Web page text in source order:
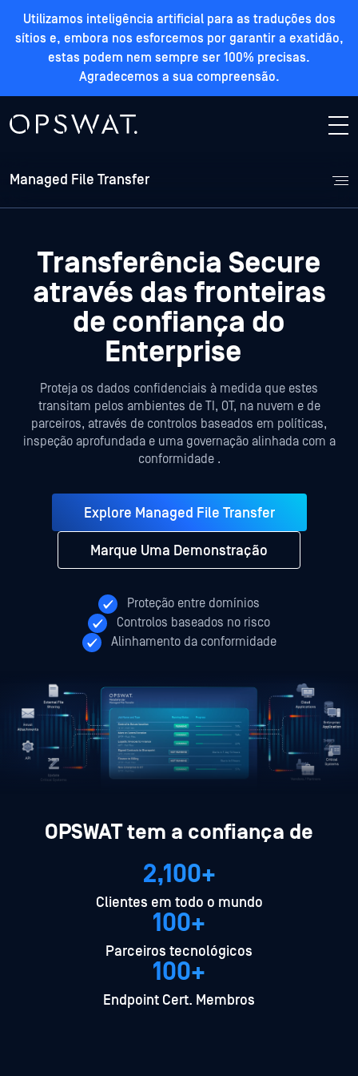
Utilizamos inteligência artificial para as traduções dos
sítios e, embora nos esforcemos por garantir a exatidão,
estas podem nem sempre ser 100% precisas.
Agradecemos a sua compreensão.
Managed File Transfer
Transferência Secure
através das fronteiras
de confiança do
Enterprise
Proteja os dados confidenciais à medida que estes
transitam pelos ambientes de TI, OT, na nuvem e de
parceiros, através de controlos baseados em políticas,
inspeção aprofundada e uma governação alinhada com a
conformidade .
Explore Managed File Transfer
Marque Uma Demonstração
Proteção entre domínios
Controlos baseados no risco
Alinhamento da conformidade
OPSWAT tem a confiança de
2,100+
Clientes em todo o mundo
100+
Parceiros tecnológicos
100+
Endpoint Cert. Membros